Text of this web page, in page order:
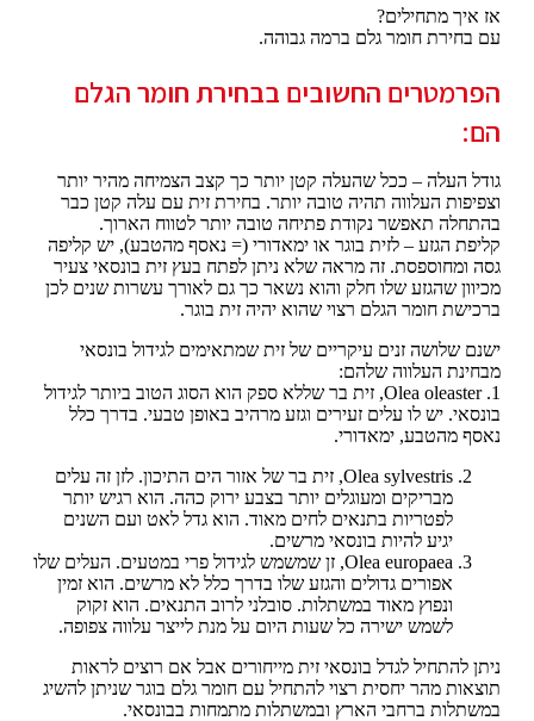
אז איך מתחילים?
עם בחירת חומר גלם ברמה גבוהה.
הפרמטרים החשובים בבחירת חומר הגלם
הם:
גודל העלה – ככל שהעלה קטן יותר כך קצב הצמיחה מהיר יותר
וצפיפות העלווה תהיה טובה יותר. בחירת זית עם עלה קטן כבר
בהתחלה תאפשר נקודת פתיחה טובה יותר לטווח הארוך.
קליפת הגזע – לזית בוגר או ימאדורי (= נאסף מהטבע), יש קליפה
גסה ומחוספסת. זה מראה שלא ניתן לפתח בעץ זית בונסאי צעיר
מכיוון שהגזע שלו חלק והוא נשאר כך גם לאורך עשרות שנים לכן
ברכישת חומר הגלם רצוי שהוא יהיה זית בוגר.
ישנם שלושה זנים עיקריים של זית שמתאימים לגידול בונסאי
מבחינת העלווה שלהם:
1. Olea oleaster, זית בר שללא ספק הוא הסוג הטוב ביותר לגידול
בונסאי. יש לו עלים זעירים וגזע מרהיב באופן טבעי. בדרך כלל
נאסף מהטבע, ימאדורי.
Olea sylvestris, זית בר של אזור הים התיכון. לזן זה עלים
מבריקים ומעוגלים יותר בצבע ירוק כהה. הוא רגיש יותר
לפטריות בתנאים לחים מאוד. הוא גדל לאט ועם השנים
יגיע להיות בונסאי מרשים.
Olea europaea, זן שמשמש לגידול פרי במטעים. העלים שלו
אפורים גדולים והגזע שלו בדרך כלל לא מרשים. הוא זמין
ונפוץ מאוד במשתלות. סובלני לרוב התנאים. הוא זקוק
לשמש ישירה כל שעות היום על מנת לייצר עלווה צפופה.
ניתן להתחיל לגדל בונסאי זית מייחורים אבל אם רוצים לראות
תוצאות מהר יחסית רצוי להתחיל עם חומר גלם בוגר שניתן להשיג
במשתלות ברחבי הארץ ובמשתלות מתמחות בבונסאי.